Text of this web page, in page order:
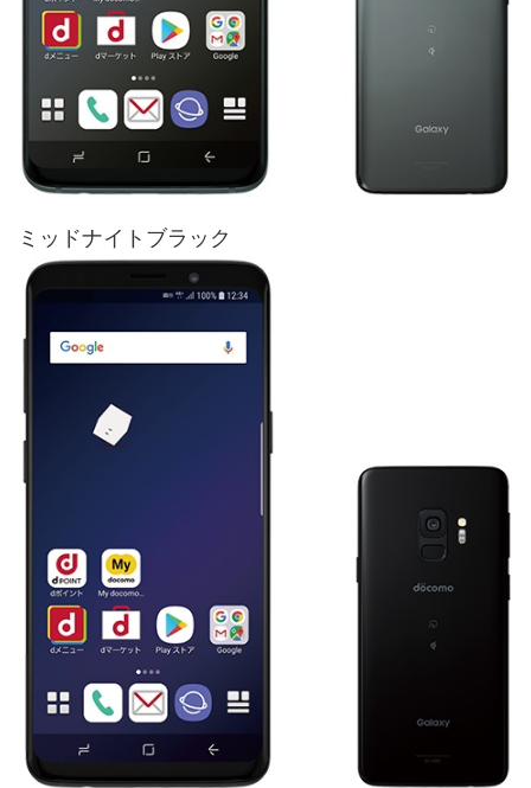
ミッドナイトブラック